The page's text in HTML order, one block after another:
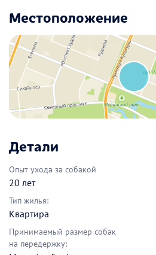
Местоположение
Детали
Опыт ухода за собакой
20 лет
Тип жилья:
Квартира
Принимаемый размер собак
на передержку: